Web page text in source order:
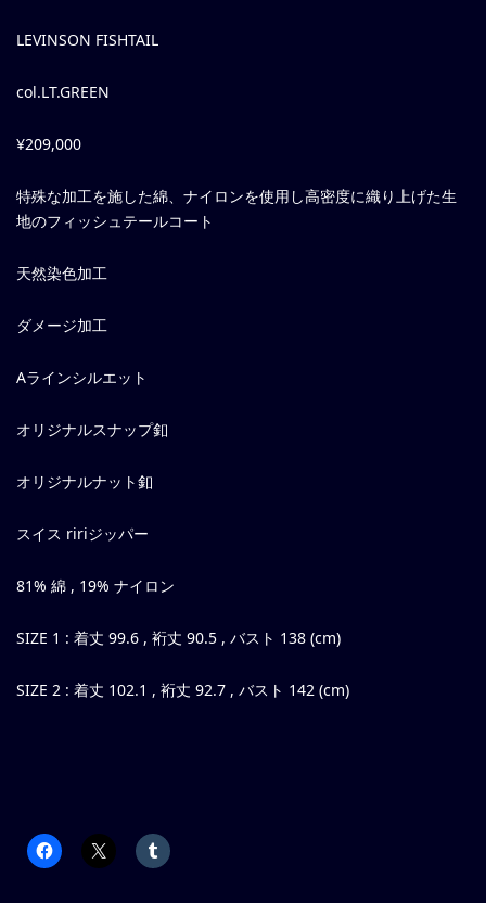
LEVINSON FISHTAIL
col.LT.GREEN
¥209,000
特殊な加工を施した綿、ナイロンを使用し高密度に織り上げた生
地のフィッシュテールコート
天然染色加工
ダメージ加工
Aラインシルエット
オリジナルスナップ釦
オリジナルナット釦
スイス ririジッパー
81% 綿 , 19% ナイロン
SIZE 1 : 着丈 99.6 , 裄丈 90.5 , バスト 138 (cm)
SIZE 2 : 着丈 102.1 , 裄丈 92.7 , バスト 142 (cm)